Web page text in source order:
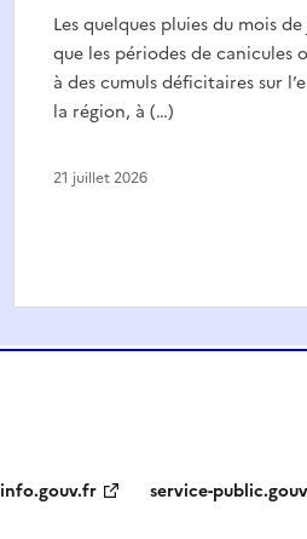
Les quelques pluies du mois
que les périodes de canicules
à des cumuls déficitaires sur
la région, à (…)
21 juillet 2026
info.gouv.fr service-